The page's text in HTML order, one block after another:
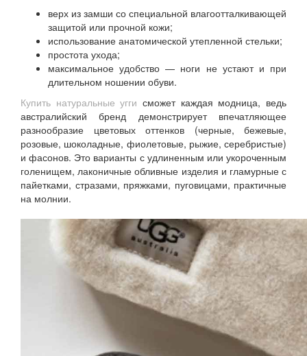
верх из замши со специальной влагоотталкивающей
защитой или прочной кожи;
использование анатомической утепленной стельки;
простота ухода;
максимальное удобство — ноги не устают и при
длительном ношении обуви.
Купить натуральные угги сможет каждая модница, ведь
австралийский бренд демонстрирует впечатляющее
разнообразие цветовых оттенков (черные, бежевые,
розовые, шоколадные, фиолетовые, рыжие, серебристые)
и фасонов. Это варианты с удлиненным или укороченным
голенищем, лаконичные обливные изделия и гламурные с
пайетками, стразами, пряжками, пуговицами, практичные
на молнии.